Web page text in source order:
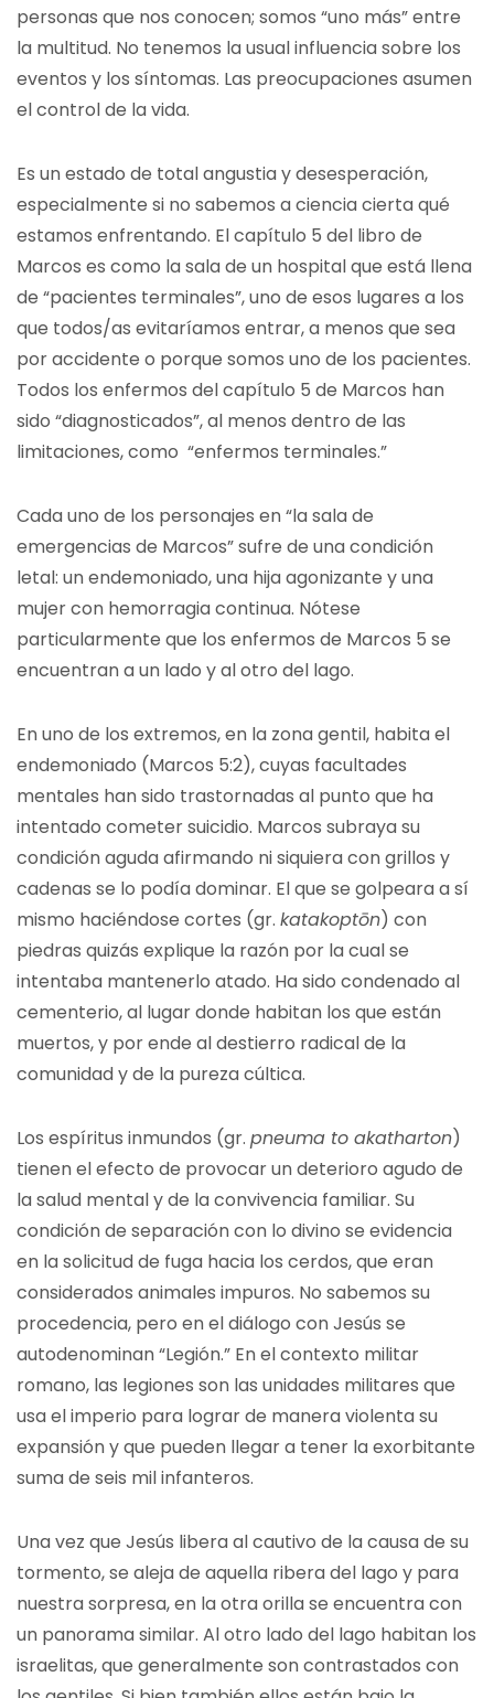
personas que nos conocen; somos “uno más” entre
la multitud. No tenemos la usual influencia sobre los
eventos y los síntomas. Las preocupaciones asumen
el control de la vida.
Es un estado de total angustia y desesperación,
especialmente si no sabemos a ciencia cierta qué
estamos enfrentando. El capítulo 5 del libro de
Marcos es como la sala de un hospital que está llena
de “pacientes terminales”, uno de esos lugares a los
que todos/as evitaríamos entrar, a menos que sea
por accidente o porque somos uno de los pacientes.
Todos los enfermos del capítulo 5 de Marcos han
sido “diagnosticados”, al menos dentro de las
limitaciones, como “enfermos terminales.”
Cada uno de los personajes en “la sala de
emergencias de Marcos” sufre de una condición
letal: un endemoniado, una hija agonizante y una
mujer con hemorragia continua. Nótese
particularmente que los enfermos de Marcos 5 se
encuentran a un lado y al otro del lago.
En uno de los extremos, en la zona gentil, habita el
endemoniado (Marcos 5:2), cuyas facultades
mentales han sido trastornadas al punto que ha
intentado cometer suicidio. Marcos subraya su
condición aguda afirmando ni siquiera con grillos y
cadenas se lo podía dominar. El que se golpeara a sí
mismo haciéndose cortes (gr. katakoptōn) con
piedras quizás explique la razón por la cual se
intentaba mantenerlo atado. Ha sido condenado al
cementerio, al lugar donde habitan los que están
muertos, y por ende al destierro radical de la
comunidad y de la pureza cúltica.
Los espíritus inmundos (gr. pneuma to akatharton)
tienen el efecto de provocar un deterioro agudo de
la salud mental y de la convivencia familiar. Su
condición de separación con lo divino se evidencia
en la solicitud de fuga hacia los cerdos, que eran
considerados animales impuros. No sabemos su
procedencia, pero en el diálogo con Jesús se
autodenominan “Legión.” En el contexto militar
romano, las legiones son las unidades militares que
usa el imperio para lograr de manera violenta su
expansión y que pueden llegar a tener la exorbitante
suma de seis mil infanteros.
Una vez que Jesús libera al cautivo de la causa de su
tormento, se aleja de aquella ribera del lago y para
nuestra sorpresa, en la otra orilla se encuentra con
un panorama similar. Al otro lado del lago habitan los
israelitas, que generalmente son contrastados con